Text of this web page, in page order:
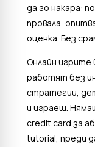
да го накара:
провала,
оценка. Без
Онлайн игрите
работят без
стратегии,
и играеш.
credit card за
tutorial, преди